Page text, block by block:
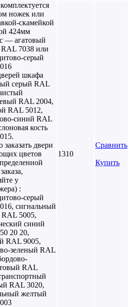
ножек или
скамейкой
424мм
— агатовый
7038 или
серый
шкафа
серый RAL
RAL 2004,
RAL 5012,
синий RAL
кость
двери
цветов
у
:
серый
сигнальный
5005,
синий
20 20,
RAL 9005,
зеленый RAL
RAL
RAL 3020,
желтый
1310
Сравнить
Купить